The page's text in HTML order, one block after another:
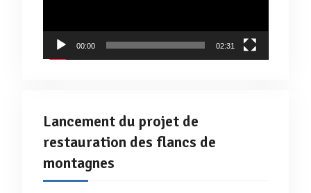
00:00 02:31
Lancement du projet de
restauration des flancs de
montagnes